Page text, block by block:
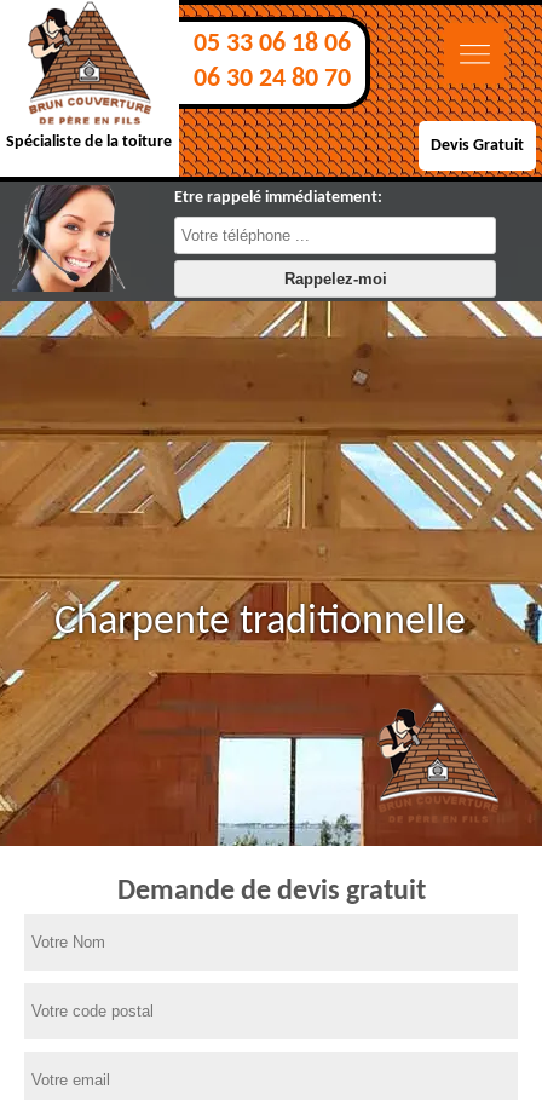
Spécialiste de la toiture
05 33 06 18 06
06 30 24 80 70
Devis Gratuit
Etre rappelé immédiatement:
Charpente traditionnelle
Demande de devis gratuit